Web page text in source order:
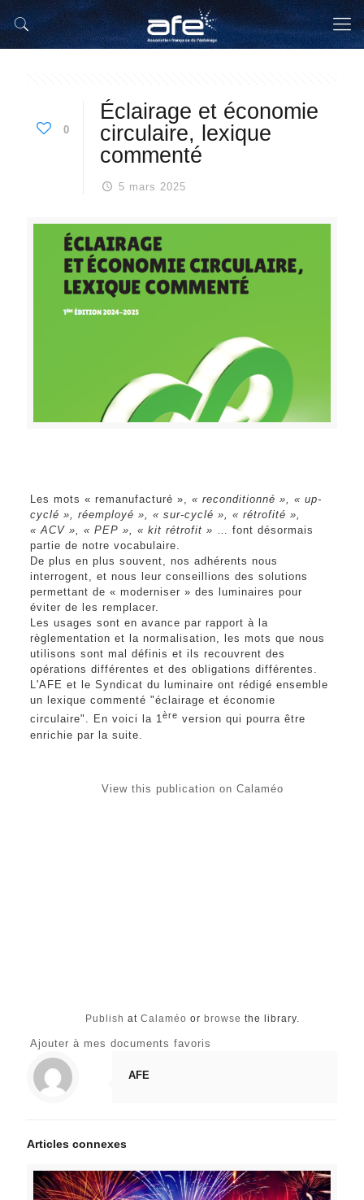
0
Éclairage et économie
circulaire, lexique
commenté
5 mars 2025
Les mots « remanufacturé », « reconditionné », « up-
cyclé », réemployé », « sur-cyclé », « rétrofité »,
« ACV », « PEP », « kit rétrofit » … font désormais
partie de notre vocabulaire.
De plus en plus souvent, nos adhérents nous
interrogent, et nous leur conseillions des solutions
permettant de « moderniser » des luminaires pour
éviter de les remplacer.
Les usages sont en avance par rapport à la
règlementation et la normalisation, les mots que nous
utilisons sont mal définis et ils recouvrent des
opérations différentes et des obligations différentes.
L'AFE et le Syndicat du luminaire ont rédigé ensemble
un lexique commenté "éclairage et économie
circulaire". En voici la 1ère version qui pourra être
enrichie par la suite.
View this publication on Calaméo
Publish at Calaméo or browse the library.
Ajouter à mes documents favoris
AFE
Articles connexes